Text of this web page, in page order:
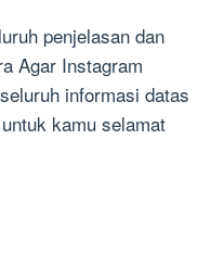
penjelasan dan
Agar Instagram
informasi datas
kamu selamat